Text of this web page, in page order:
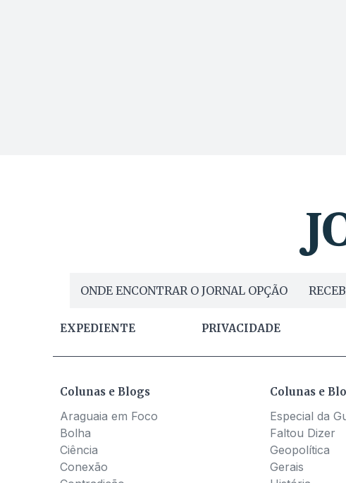
ONDE ENCONTRAR O JORNAL OPÇÃO
EXPEDIENTE PRIVACIDADE
Colunas e Blogs
Araguaia em Foco
Bolha
Ciência
Conexão
Colunas e
Especial da
Faltou Dizer
Geopolítica
Gerais